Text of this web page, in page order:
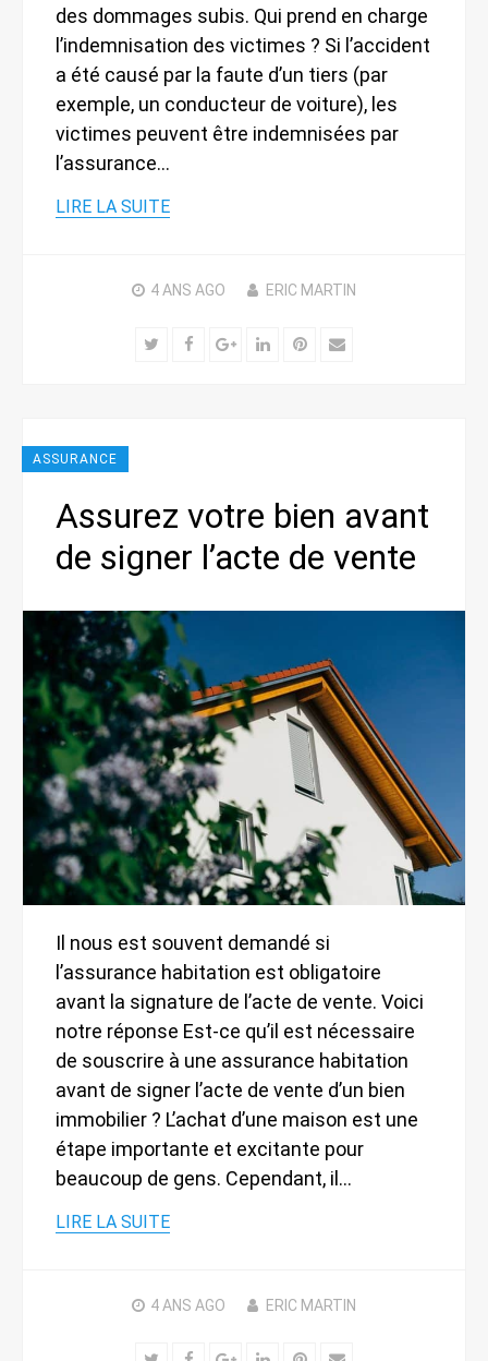
des dommages subis. Qui prend en charge
l’indemnisation des victimes ? Si l’accident
a été causé par la faute d’un tiers (par
exemple, un conducteur de voiture), les
victimes peuvent être indemnisées par
l’assurance…
LIRE LA SUITE
4 ANS AGO ERIC MARTIN
TwitterFacebookGoogle+
LinkedInPinterest
Email
ASSURANCE
Assurez votre bien avant
de signer l’acte de vente
Il nous est souvent demandé si
l’assurance habitation est obligatoire
avant la signature de l’acte de vente. Voici
notre réponse Est-ce qu’il est nécessaire
de souscrire à une assurance habitation
avant de signer l’acte de vente d’un bien
immobilier ? L’achat d’une maison est une
étape importante et excitante pour
beaucoup de gens. Cependant, il…
LIRE LA SUITE
4 ANS AGO ERIC MARTIN